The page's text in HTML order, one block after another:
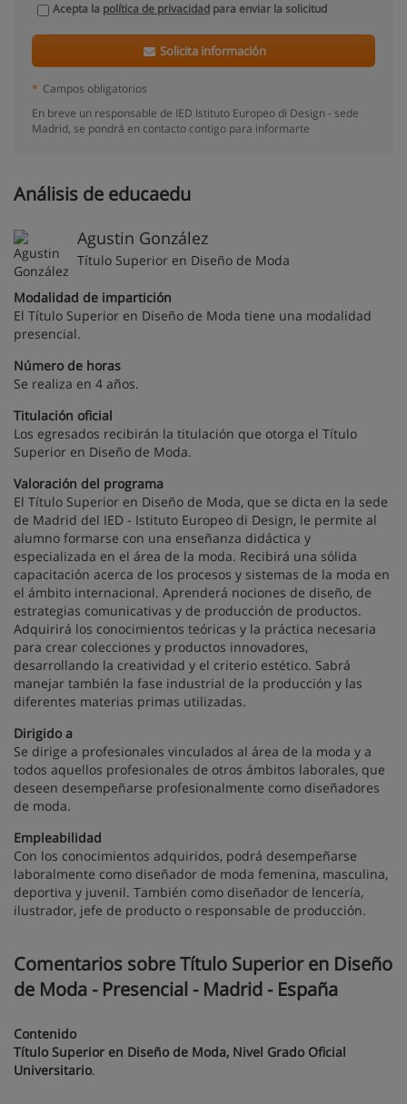
Acepta la política de privacidad para enviar la solicitud
Solicita información
* Campos obligatorios
En breve un responsable de IED Istituto Europeo di Design - sede
Madrid, se pondrá en contacto contigo para informarte
Análisis de educaedu
Agustin González
Título Superior en Diseño de Moda
Modalidad de impartición
El Título Superior en Diseño de Moda tiene una modalidad
presencial.
Número de horas
Se realiza en 4 años.
Titulación oficial
Los egresados recibirán la titulación que otorga el Título
Superior en Diseño de Moda.
Valoración del programa
El Título Superior en Diseño de Moda, que se dicta en la sede
de Madrid del IED - Istituto Europeo di Design, le permite al
alumno formarse con una enseñanza didáctica y
especializada en el área de la moda. Recibirá una sólida
capacitación acerca de los procesos y sistemas de la moda en
el ámbito internacional. Aprenderá nociones de diseño, de
estrategias comunicativas y de producción de productos.
Adquirirá los conocimientos teóricas y la práctica necesaria
para crear colecciones y productos innovadores,
desarrollando la creatividad y el criterio estético. Sabrá
manejar también la fase industrial de la producción y las
diferentes materias primas utilizadas.
Dirigido a
Se dirige a profesionales vinculados al área de la moda y a
todos aquellos profesionales de otros ámbitos laborales, que
deseen desempeñarse profesionalmente como diseñadores
de moda.
Empleabilidad
Con los conocimientos adquiridos, podrá desempeñarse
laboralmente como diseñador de moda femenina, masculina,
deportiva y juvenil. También como diseñador de lencería,
ilustrador, jefe de producto o responsable de producción.
Comentarios sobre Título Superior en Diseño
de Moda - Presencial - Madrid - España
Contenido
Título Superior en Diseño de Moda, Nivel Grado Oficial
Universitario.